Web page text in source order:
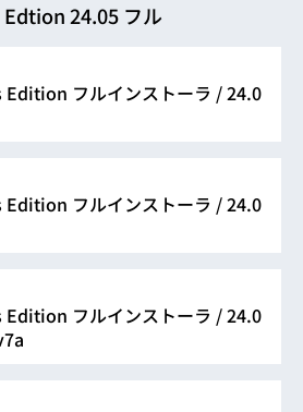
24.05 フル
Edition フルインストーラ / 24.0
Edition フルインストーラ / 24.0
Edition フルインストーラ / 24.0